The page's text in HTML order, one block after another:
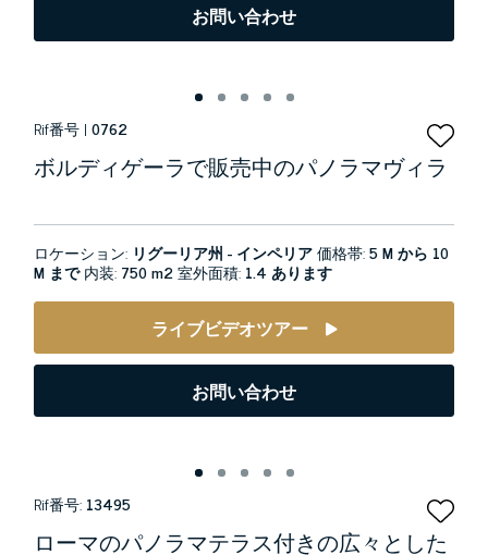
お問い合わせ
Rif番号 | 0762
ボルディゲーラで販売中のパノラマヴィラ
ロケーション: リグーリア州 - インペリア価格帯:5 M から 10
M まで内装: 750 m2室外面積: 1.4 あります
ライブビデオツアー
お問い合わせ
Rif番号: 13495
ローマのパノラマテラス付きの広々とした